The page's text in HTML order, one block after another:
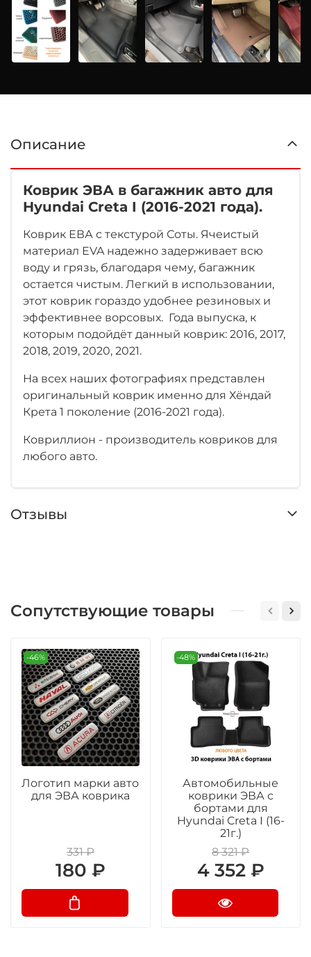
Описание
Коврик ЭВА в багажник авто для
Hyundai Creta I (2016-2021 года).
Коврик ЕВА с текстурой Соты. Ячеистый
материал EVA надежно задерживает всю
воду и грязь, благодаря чему, багажник
остается чистым. Легкий в использовании,
этот коврик гораздо удобнее резиновых и
эффективнее ворсовых. Года выпуска, к
которым подойдёт данный коврик: 2016, 2017,
2018, 2019, 2020, 2021.
На всех наших фотографиях представлен
оригинальный коврик именно для Хёндай
Крета 1 поколение (2016-2021 года).
Ковриллион - производитель ковриков для
любого авто.
Отзывы
Сопутствующие товары
-46%
Логотип марки авто
для ЭВА коврика
331 ₽
180 ₽
-48%
Автомобильные
коврики ЭВА с
бортами для
Hyundai Creta I (16-
21г.)
8 321 ₽
4 352 ₽